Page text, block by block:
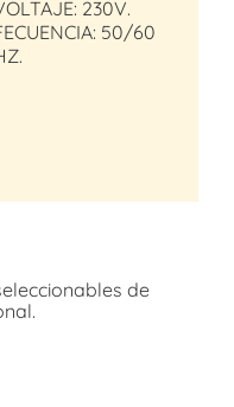
230V.
50/60
de